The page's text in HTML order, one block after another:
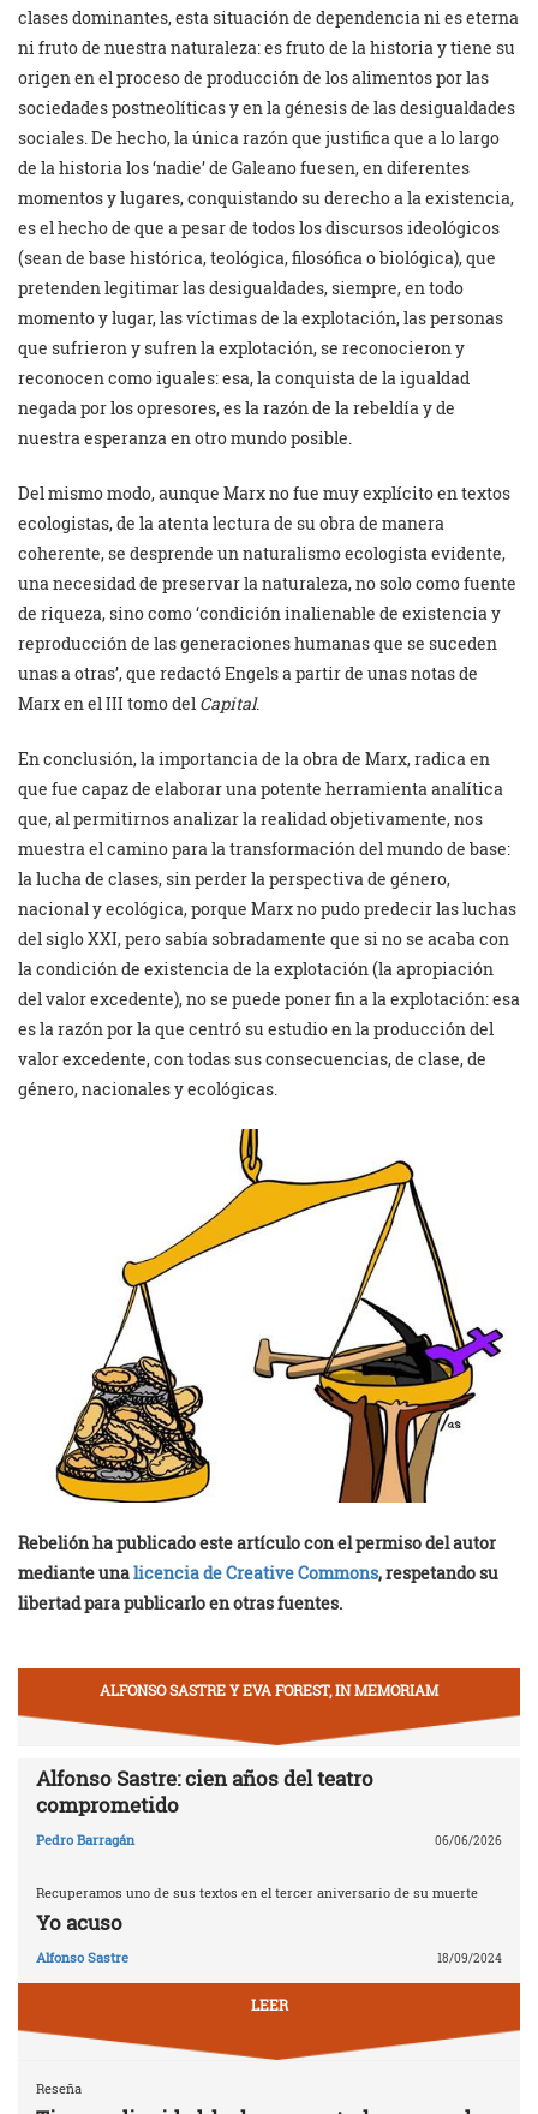
clases dominantes, esta situación de dependencia ni es eterna
ni fruto de nuestra naturaleza: es fruto de la historia y tiene su
origen en el proceso de producción de los alimentos por las
sociedades postneolíticas y en la génesis de las desigualdades
sociales. De hecho, la única razón que justifica que a lo largo
de la historia los ‘nadie’ de Galeano fuesen, en diferentes
momentos y lugares, conquistando su derecho a la existencia,
es el hecho de que a pesar de todos los discursos ideológicos
(sean de base histórica, teológica, filosófica o biológica), que
pretenden legitimar las desigualdades, siempre, en todo
momento y lugar, las víctimas de la explotación, las personas
que sufrieron y sufren la explotación, se reconocieron y
reconocen como iguales: esa, la conquista de la igualdad
negada por los opresores, es la razón de la rebeldía y de
nuestra esperanza en otro mundo posible.
Del mismo modo, aunque Marx no fue muy explícito en textos
ecologistas, de la atenta lectura de su obra de manera
coherente, se desprende un naturalismo ecologista evidente,
una necesidad de preservar la naturaleza, no solo como fuente
de riqueza, sino como ‘condición inalienable de existencia y
reproducción de las generaciones humanas que se suceden
unas a otras’, que redactó Engels a partir de unas notas de
Marx en el III tomo del Capital.
En conclusión, la importancia de la obra de Marx, radica en
que fue capaz de elaborar una potente herramienta analítica
que, al permitirnos analizar la realidad objetivamente, nos
muestra el camino para la transformación del mundo de base:
la lucha de clases, sin perder la perspectiva de género,
nacional y ecológica, porque Marx no pudo predecir las luchas
del siglo XXI, pero sabía sobradamente que si no se acaba con
la condición de existencia de la explotación (la apropiación
del valor excedente), no se puede poner fin a la explotación: esa
es la razón por la que centró su estudio en la producción del
valor excedente, con todas sus consecuencias, de clase, de
género, nacionales y ecológicas.
Rebelión ha publicado este artículo con el permiso del autor
mediante unalicencia de Creative Commons, respetando su
libertad para publicarlo en otras fuentes.
ALFONSO SASTRE Y EVA FOREST, IN MEMORIAM
Alfonso Sastre: cien años del teatro
comprometido
Pedro Barragán 06/06/2026
Recuperamos uno de sus textos en el tercer aniversario de su muerte
Yo acuso
Alfonso Sastre 18/09/2024
LEER
Reseña